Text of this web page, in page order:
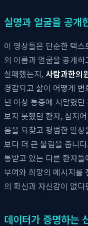
실명과 얼굴을 공개
이 영상들은 단순한 텍
의 이름과 얼굴을 공개
실패했는지, 사람과한의
경감되고 삶이 어떻게
년 이상 통증에 시달렸
보지 못했던 환자, 심지
음을 되찾고 평범한 일
보다 더 큰 울림을 줍니
통받고 있는 다른 환자
부여와 희망의 메시지를
의 확신과 자신감이 없
데이터가 증명하는